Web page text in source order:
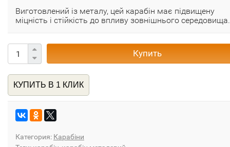
Виготовлений із металу, цей карабін має підвищену
міцність і стійкість до впливу зовнішнього середовища.
Купить
КУПИТЬ В 1 КЛИК
Категория: Карабіни